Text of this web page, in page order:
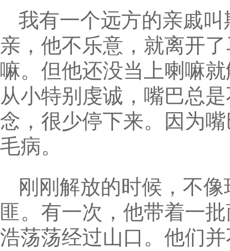
我有一个远方的亲戚
亲，他不乐意，就离开
嘛。但他还没当上喇嘛
从小特别虔诚，嘴巴总
念，很少停下来。因为
毛病。
刚刚解放的时候，不
匪。有一次，他带着一
浩荡荡经过山口。他们